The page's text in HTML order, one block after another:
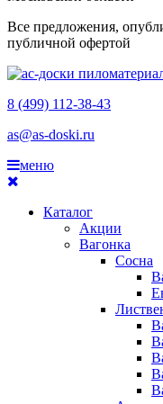
Все предложения,
публичной офертой
8 (499) 112-38-43
as@as-doski.ru
меню
Каталог
Акции
Вагонка
Сосна